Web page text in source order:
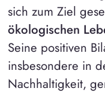
sich zum Ziel
ökologischen
Seine positiven
insbesondere in
Nachhaltigkeit,